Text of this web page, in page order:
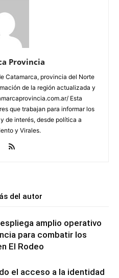
Provincia
Catamarca, provincia del Norte
de la región actualizada y
Esta
que trabajan para informar los
de interés, desde política a
y Virales.
del autor
amplio operativo
para combatir los
El Rodeo
el acceso a la identidad